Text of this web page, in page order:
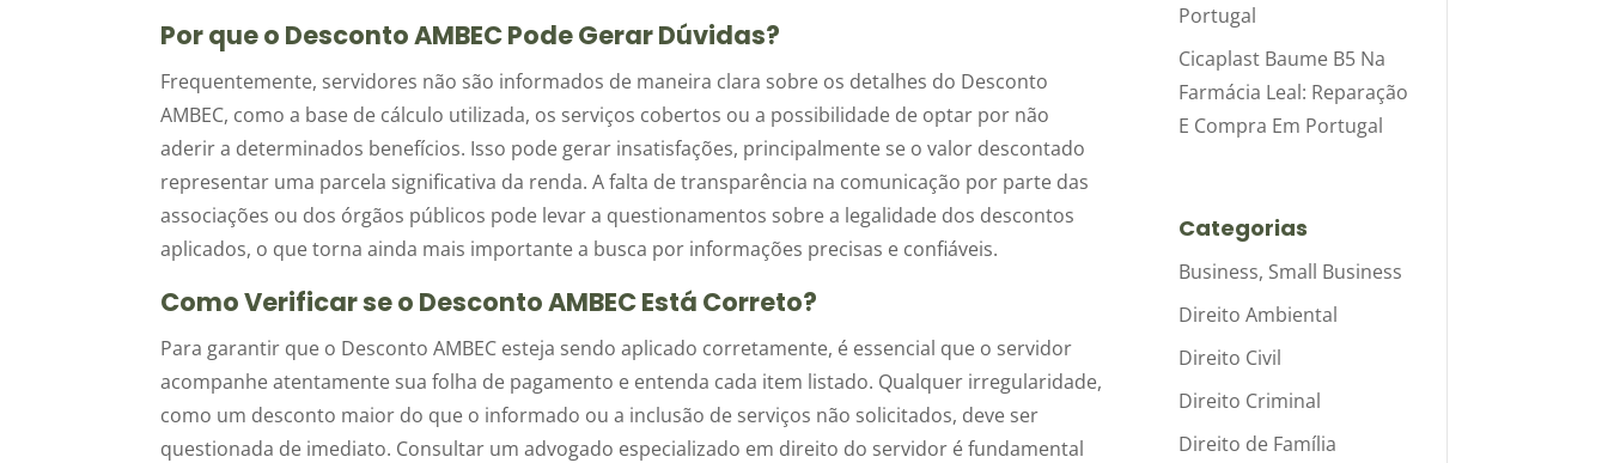
Por que o Desconto AMBEC Pode Gerar Dúvidas?
Frequentemente, servidores não são informados de maneira clara sobre os detalhes do Desconto
AMBEC, como a base de cálculo utilizada, os serviços cobertos ou a possibilidade de optar por não
aderir a determinados benefícios. Isso pode gerar insatisfações, principalmente se o valor descontado
representar uma parcela significativa da renda. A falta de transparência na comunicação por parte das
associações ou dos órgãos públicos pode levar a questionamentos sobre a legalidade dos descontos
aplicados, o que torna ainda mais importante a busca por informações precisas e confiáveis.
Como Verificar se o Desconto AMBEC Está Correto?
Para garantir que o Desconto AMBEC esteja sendo aplicado corretamente, é essencial que o servidor
acompanhe atentamente sua folha de pagamento e entenda cada item listado. Qualquer irregularidade,
como um desconto maior do que o informado ou a inclusão de serviços não solicitados, deve ser
questionada de imediato. Consultar um advogado especializado em direito do servidor é fundamental
Portugal
Cicaplast Baume B5 Na
Farmácia Leal: Reparação
E Compra Em Portugal
Categorias
Business, Small Business
Direito Ambiental
Direito Civil
Direito Criminal
Direito de Família